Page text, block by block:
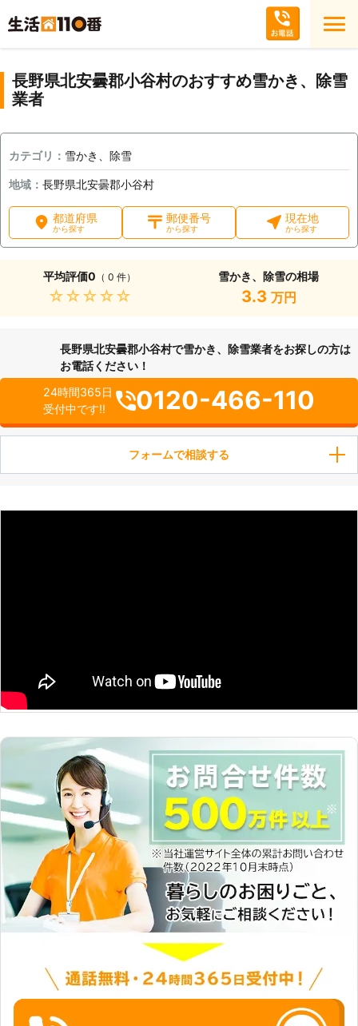
長野県北安曇郡小谷村のおすすめ雪かき、除雪
業者
カテゴリ： 雪かき、除雪
地域： 長野県北安曇郡小谷村
都道府県
から探す
郵便番号
から探す
現在地
から探す
平均評価0 （ 0 件）
★★★★★
雪かき、除雪の相場
3.3 万円
長野県北安曇郡小谷村で雪かき、除雪業者をお探しの方は
お電話ください！
24時間365日
受付中です!!
0120-466-110
フォームで相談する